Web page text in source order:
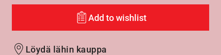
Add to wishlist
Löydä lähin kauppa